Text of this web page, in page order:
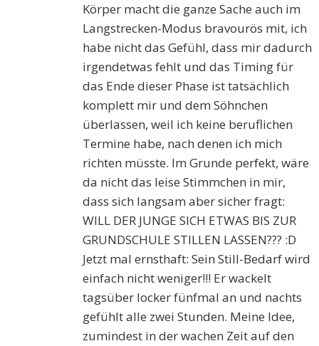
Körper macht die ganze Sache auch im
Langstrecken-Modus bravourös mit, ich
habe nicht das Gefühl, dass mir dadurch
irgendetwas fehlt und das Timing für
das Ende dieser Phase ist tatsächlich
komplett mir und dem Söhnchen
überlassen, weil ich keine beruflichen
Termine habe, nach denen ich mich
richten müsste. Im Grunde perfekt, wäre
da nicht das leise Stimmchen in mir,
dass sich langsam aber sicher fragt:
WILL DER JUNGE SICH ETWAS BIS ZUR
GRUNDSCHULE STILLEN LASSEN??? :D
Jetzt mal ernsthaft: Sein Still-Bedarf wird
einfach nicht weniger!!! Er wackelt
tagsüber locker fünfmal an und nachts
gefühlt alle zwei Stunden. Meine Idee,
zumindest in der wachen Zeit auf den